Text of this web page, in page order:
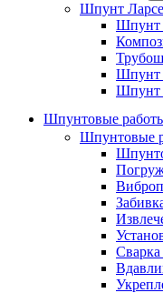
Шпунт
Шпунт
Шпунт
Шпунт
Шпунтовые
Шпунтовые